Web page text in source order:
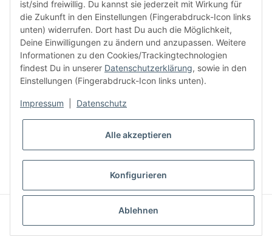
ist/sind freiwillig. Du kannst sie jederzeit mit Wirkung für
die Zukunft in den Einstellungen (Fingerabdruck-Icon links
unten) widerrufen. Dort hast Du auch die Möglichkeit,
Deine Einwilligungen zu ändern und anzupassen. Weitere
Informationen zu den Cookies/Trackingtechnologien
findest Du in unserer Datenschutzerklärung, sowie in den
Einstellungen (Fingerabdruck-Icon links unten).
Impressum Datenschutz
Alle akzeptieren
Konfigurieren
Ablehnen
Informationen
Kundenservice
Mehr von Audiolith
VERTRAG WIDERRUFEN
© Audiolith International GmbH